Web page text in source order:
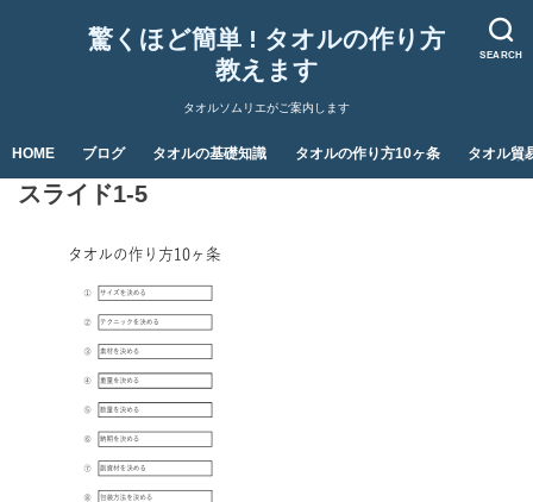
SEARCH
驚くほど簡単 ! タオルの作り方
教えます
タオルソムリエがご案内します
HOME ブログ タオルの基礎知識 タオルの作り方10ヶ条 タオル貿
スライド1-5